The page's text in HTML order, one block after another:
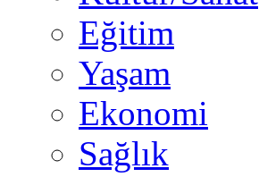
Eğitim
Yaşam
Ekonomi
Sağlık